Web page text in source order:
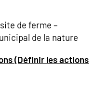
de ferme –
de la nature
(Définir les actions